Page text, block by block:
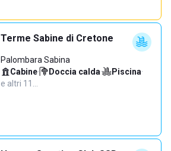
Terme Sabine di Cretone
Palombara Sabina
Cabine· Doccia calda· Piscina·
e altri 11…